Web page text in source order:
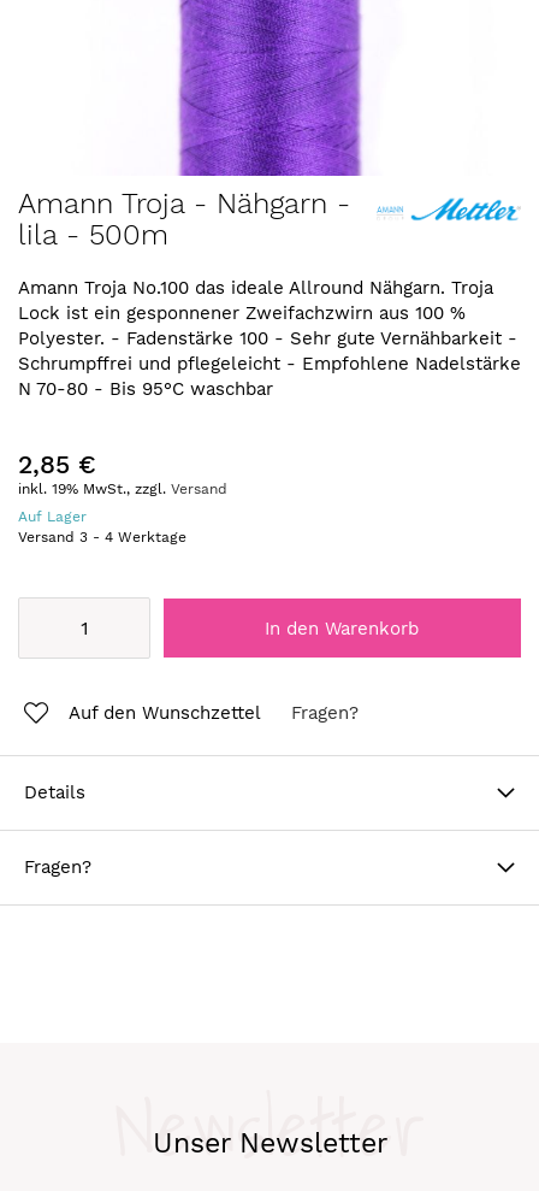
Anfang
der
springen
Amann Troja - Nähgarn -
lila - 500m
Amann Troja No.100 das ideale Allround Nähgarn. Troja
Lock ist ein gesponnener Zweifachzwirn aus 100 %
Polyester. - Fadenstärke 100 - Sehr gute Vernähbarkeit -
Schrumpffrei und pflegeleicht - Empfohlene Nadelstärke
N 70-80 - Bis 95°C waschbar
2,85 €
inkl. 19% MwSt., zzgl. Versand
Auf Lager
Versand 3 - 4 Werktage
In den Warenkorb
Auf den Wunschzettel Fragen?
Details
Fragen?
Unser Newsletter
Newsletter